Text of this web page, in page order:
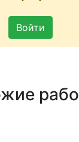
Войти